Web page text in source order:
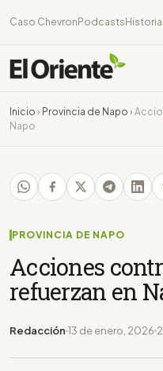
Caso Chevron Podcasts
Inicio › Provincia de Napo ›
Napo
PROVINCIA DE NAPO
Acciones
refuerzan en
Redacción 13 de enero, 2026